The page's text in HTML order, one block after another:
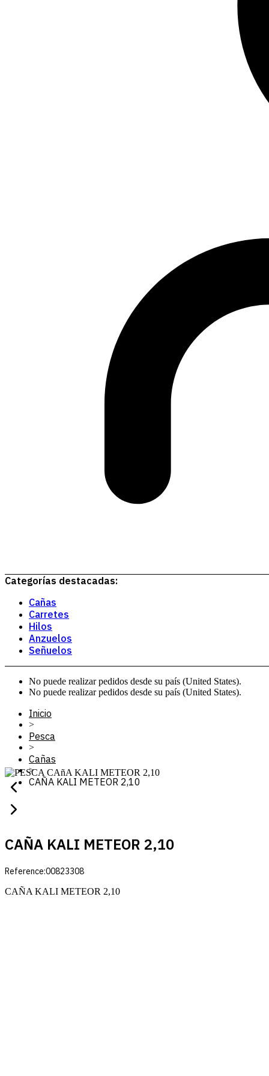
Categorías destacadas:
Cañas
Carretes
Hilos
Anzuelos
Señuelos
No puede realizar pedidos desde su país (United States).
No puede realizar pedidos desde su país (United States).
Inicio
>
Pesca
>
Cañas
>
CAÑA KALI METEOR 2,10
CAÑA KALI METEOR 2,10
Reference:00823308
CAÑA KALI METEOR 2,10